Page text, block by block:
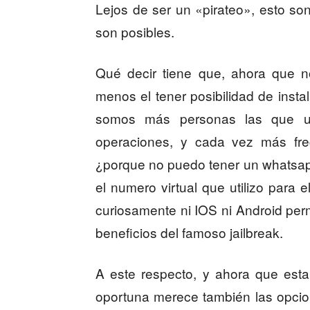
Lejos de ser un «pirateo», esto
son posibles.
Qué decir tiene que, ahora que
menos el tener posibilidad de
somos más personas las que
operaciones, y cada vez más
¿porque no puedo tener un
el numero virtual que utilizo para
curiosamente ni IOS ni Android
beneficios del famoso jailbreak.
A este respecto, y ahora que
oportuna merece también las